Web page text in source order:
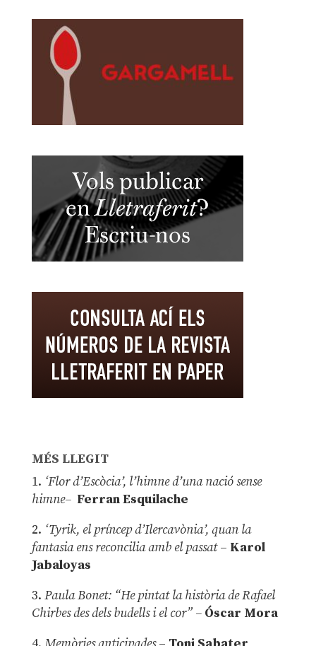
MÉS LLEGIT
1. ‘Flor d’Escòcia’, l’himne d’una nació sense
himne– Ferran Esquilache
2. ‘Tyrik, el príncep d’Ilercavònia’, quan la
fantasia ens reconcilia amb el passat– Karol
Jabaloyas
3. Paula Bonet: “He pintat la història de Rafael
Chirbes des dels budells i el cor” –Óscar Mora